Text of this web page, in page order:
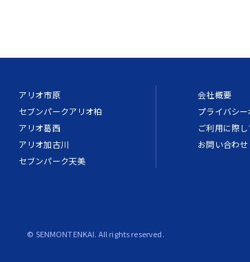
アリオ市原
セブンパークアリオ柏
アリオ葛西
アリオ加古川
セブンパーク天美
会社概要
プライバシ
ご利用に際
お問い合わせ
© SENMONTENKAI. All rights reserved.